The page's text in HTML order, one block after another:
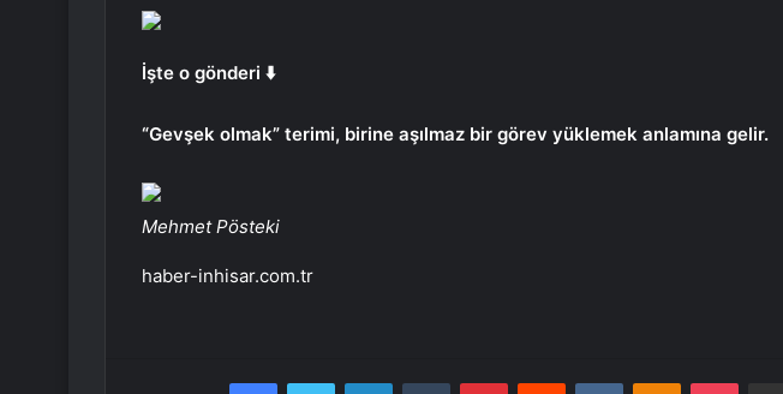
İşte o gönderi ⬇️
“Gevşek olmak” terimi, birine aşılmaz bir görev yüklemek anlamına gelir.
Mehmet Pösteki
haber-inhisar.com.tr
FacebookTwitter LinkedInTumblr PinterestReddit VKontakteOdnoklassniki
Pocket